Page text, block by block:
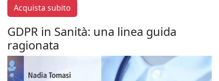
Acquista subito
GDPR in Sanità: una linea guida
ragionata